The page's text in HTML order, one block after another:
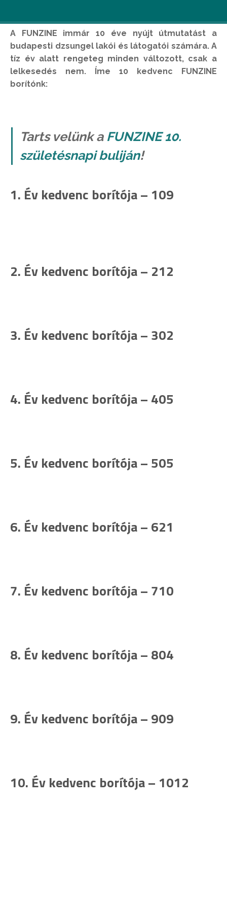
A FUNZINE immár 10 éve nyújt útmutatást a
budapesti dzsungel lakói és látogatói számára. A
tíz év alatt rengeteg minden változott, csak a
lelkesedés nem. Íme 10 kedvenc FUNZINE
borítónk:
Tarts velünk a FUNZINE 10.
születésnapi buliján!
1. Év kedvenc borítója – 109
2. Év kedvenc borítója – 212
3. Év kedvenc borítója – 302
4. Év kedvenc borítója – 405
5. Év kedvenc borítója – 505
6. Év kedvenc borítója – 621
7. Év kedvenc borítója – 710
8. Év kedvenc borítója – 804
9. Év kedvenc borítója – 909
10. Év kedvenc borítója – 1012